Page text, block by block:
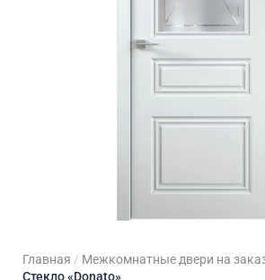
Для кладовой
Для кухни
Главная / Межкомнатные двери на
Стекло «Donato»